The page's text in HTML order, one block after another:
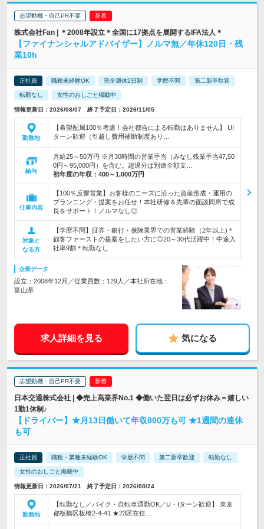
志望動機・自己PR不要
株式会社Fan | ＊2008年設立＊全国に17拠点を展開するIFA法人＊
【ファイナンシャルアドバイザー】ノルマ無／年休120日・残
業10h
正社員 職種未経験OK 完全週休2日制 学歴不問 第二新卒歓迎
転勤なし 女性のおしごと掲載中
情報更新日：2026/08/07 終了予定日：2026/11/05
勤務地
【希望配属100％考慮！会社都合による転勤はありません】 UI
ターン歓迎（引越し費用補助制度あり…
給与
月給25～50万円 ※月30時間の営業手当（みなし残業手当47,50
0円～95,000円）を含む。超過分は別途全額支…
初年度の年収： 400～1,000万円
仕事内容
【100％反響営業】お客様のニーズに沿った資産形成・運用の
プランニング・提案をお任せ！本社研修＆先輩の面談同席で成
長をサポート！ノルマなし◎
対象と
なる方
【学歴不問】証券・銀行・保険業界での営業経験（2年以上)＊
顧客ファーストの提案をしたい方に◎20～30代活躍中！中途入
社率9割＊転勤なし
企業データ
設立：2008年12月／従業員数：129人／本社所在地：
富山県
求人詳細を見る 気になる
志望動機・自己PR不要
日本交通株式会社 | ◆売上高業界No.1 ◆働いた翌日は必ずお休み＝嬉しい
1勤1休制♪
【ドライバー】★月13日働いて年収800万も可 ★1週間の連休
も可
正社員 職種・業種未経験OK 学歴不問 第二新卒歓迎 転勤なし
女性のおしごと掲載中
情報更新日：2026/07/21 終了予定日：2026/08/24
勤務地
【転勤なし／バイク・自転車通勤OK／U・Iターン歓迎】 東京
都板橋区板橋2‐4‐41 ★23区在住…